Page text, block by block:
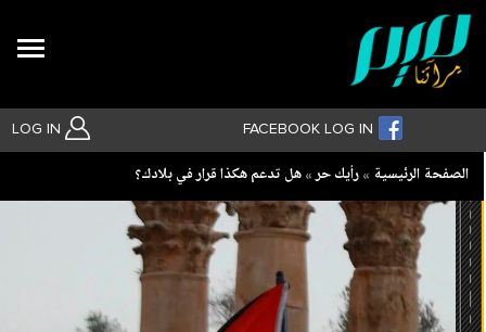
LOG IN FACEBOOK LOG IN
Breadcrumb
الصفحة الرئيسية رأيك حر ‏هل تدعم هكذا قرار في بلادك؟